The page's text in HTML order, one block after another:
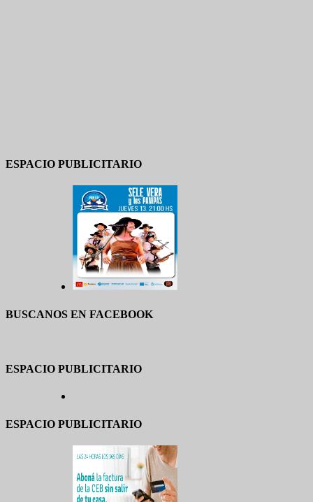
ESPACIO PUBLICITARIO
BUSCANOS EN FACEBOOK
ESPACIO PUBLICITARIO
ESPACIO PUBLICITARIO